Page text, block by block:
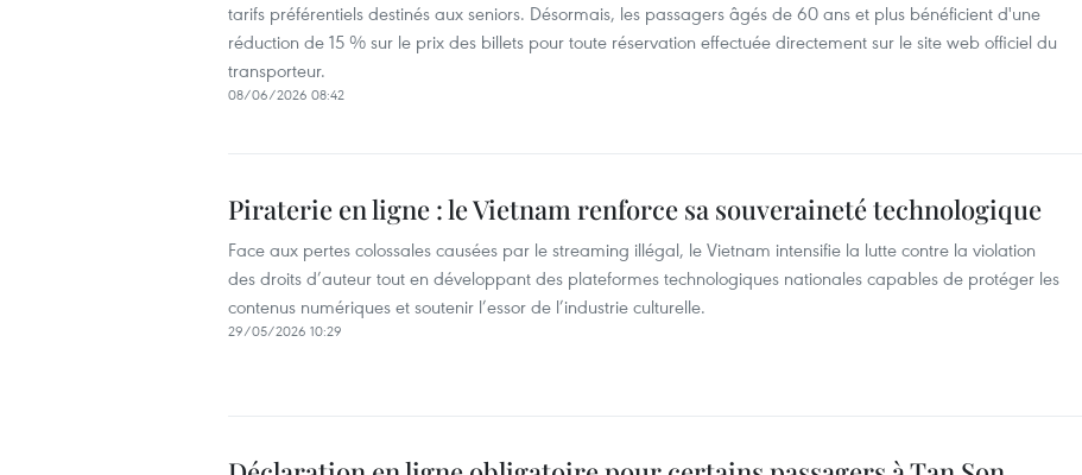
tarifs préférentiels destinés aux seniors. Désormais, les passagers âgés de 60 ans et plus bénéficient d'une
réduction de 15 % sur le prix des billets pour toute réservation effectuée directement sur le site web officiel du
transporteur.
08/06/2026 08:42
Piraterie en ligne : le Vietnam renforce sa souveraineté technologique
Face aux pertes colossales causées par le streaming illégal, le Vietnam intensifie la lutte contre la violation
des droits d’auteur tout en développant des plateformes technologiques nationales capables de protéger les
contenus numériques et soutenir l’essor de l’industrie culturelle.
29/05/2026 10:29